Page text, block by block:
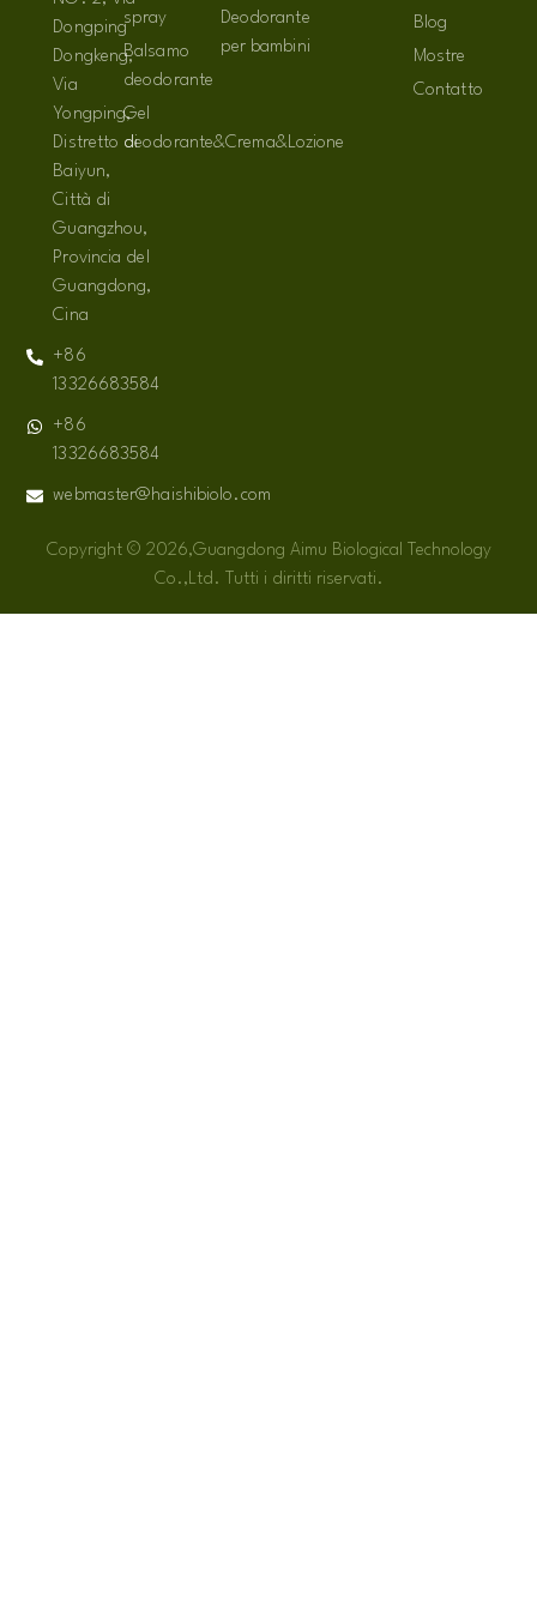
Dongping
Dongkeng,
Via
Yongping,
Distretto di
Baiyun,
Città di
Guangzhou,
Provincia del
Guangdong,
Cina
+86
13326683584
+86
13326683584
webmaster@haishibiolo.com
spray
Balsamo
deodorante
Gel
deodorante&Crema&Lozione
Deodorante
per bambini
Blog
Mostre
Contatto
Copyright © 2026,Guangdong Aimu Biological Technology
Co.,Ltd. Tutti i diritti riservati.